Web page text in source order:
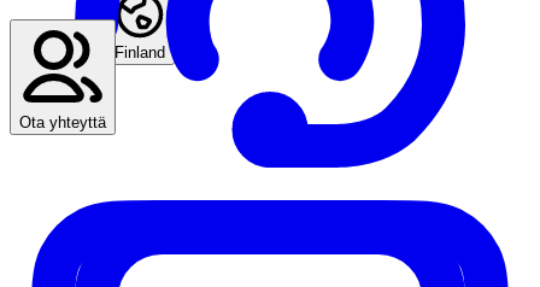
Etsi edustaja
Finland
Ota yhteyttä